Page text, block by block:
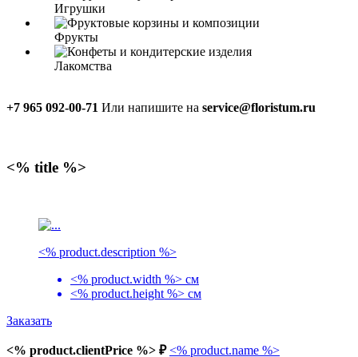
Игрушки
Фрукты
Лакомства
+7 965 092-00-71 Или напишите на service@floristum.ru
<% title %>
<% product.description %>
<% product.width %> см
<% product.height %> см
Заказать
<% product.clientPrice %> ₽ <% product.name %>